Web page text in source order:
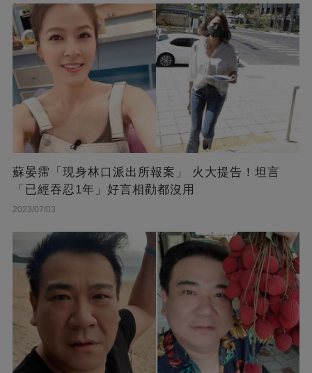
蘇晏霈「現身林口派出所報案」 火大提告！坦言
「已經吞忍1年」好言相勸都沒用
2023/07/03